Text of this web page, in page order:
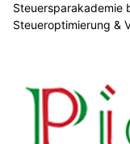
Steuersparakademie
Steueroptimierung &